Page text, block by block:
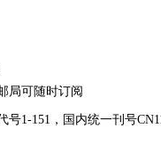
可随时订阅
1-151，国内统一刊号